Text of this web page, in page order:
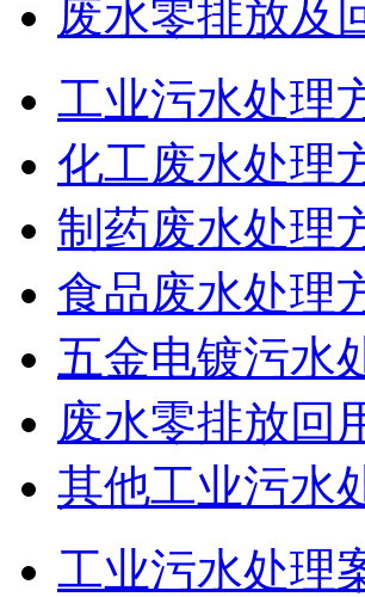
废水零排放及
工业污水处理
化工废水处理
制药废水处理
食品废水处理
五金电镀污水
废水零排放回
其他工业污水
工业污水处理